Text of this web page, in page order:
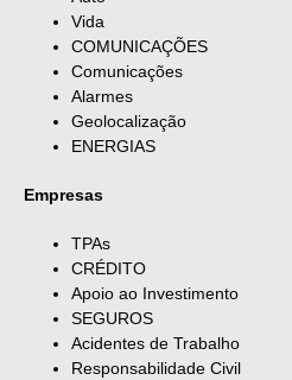
Vida
COMUNICAÇÕES
Comunicações
Alarmes
Geolocalização
ENERGIAS
Empresas
TPAs
CRÉDITO
Apoio ao Investimento
SEGUROS
Acidentes de Trabalho
Responsabilidade Civil